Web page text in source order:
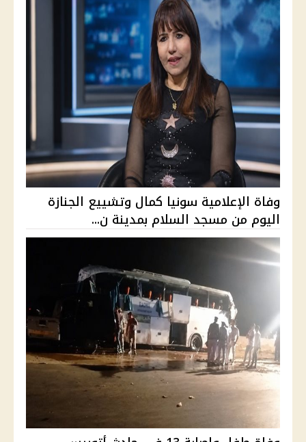
وفاة الإعلامية سونيا كمال وتشييع الجنازة
اليوم من مسجد السلام بمدينة ن...